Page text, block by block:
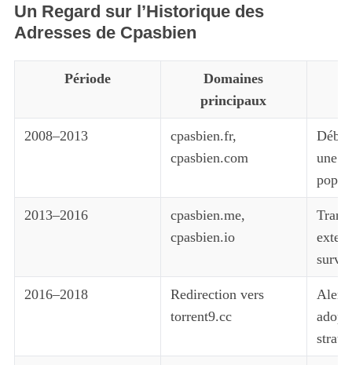
Un Regard sur l’Historique des
Adresses de Cpasbien
Période
Domaines
principaux
2008–2013
cpasbien.fr,
cpasbien.com
une
2013–2016
cpasbien.me,
cpasbien.io
2016–2018
Redirection vers
torrent9.cc